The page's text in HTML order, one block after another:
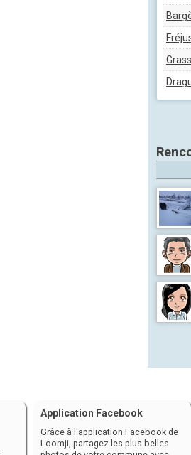
Application Facebook
Grâce à l'application Facebook de
Loomji, partagez les plus belles